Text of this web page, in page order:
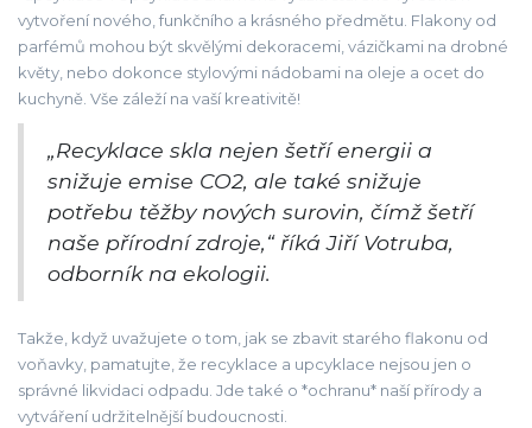
vytvoření nového, funkčního a krásného předmětu. Flakony od
parfémů mohou být skvělými dekoracemi, vázičkami na drobné
květy, nebo dokonce stylovými nádobami na oleje a ocet do
kuchyně. Vše záleží na vaší kreativitě!
„Recyklace skla nejen šetří energii a
snižuje emise CO2, ale také snižuje
potřebu těžby nových surovin, čímž šetří
naše přírodní zdroje,“ říká Jiří Votruba,
odborník na ekologii.
Takže, když uvažujete o tom, jak se zbavit starého flakonu od
voňavky, pamatujte, že recyklace a upcyklace nejsou jen o
správné likvidaci odpadu. Jde také o *ochranu* naší přírody a
vytváření udržitelnější budoucnosti.